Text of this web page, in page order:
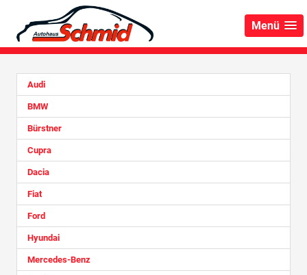
Menü
Audi
BMW
Bürstner
Cupra
Dacia
Fiat
Ford
Hyundai
Mercedes-Benz